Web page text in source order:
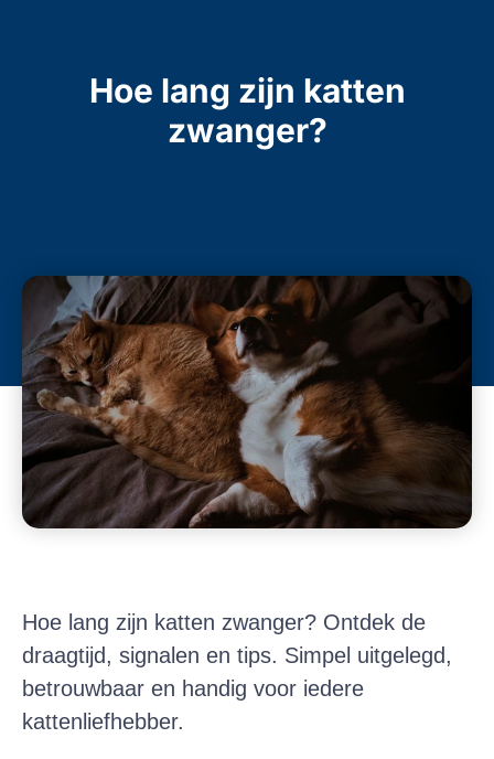
Hoe lang zijn katten
zwanger?
Hoe lang zijn katten zwanger? Ontdek de
draagtijd, signalen en tips. Simpel uitgelegd,
betrouwbaar en handig voor iedere
kattenliefhebber.